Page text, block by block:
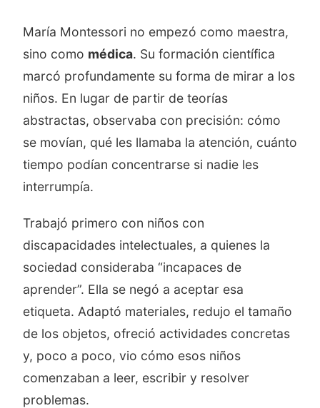
María Montessori no empezó como maestra,
sino como médica. Su formación científica
marcó profundamente su forma de mirar a los
niños. En lugar de partir de teorías
abstractas, observaba con precisión: cómo
se movían, qué les llamaba la atención, cuánto
tiempo podían concentrarse si nadie les
interrumpía.
Trabajó primero con niños con
discapacidades intelectuales, a quienes la
sociedad consideraba “incapaces de
aprender”. Ella se negó a aceptar esa
etiqueta. Adaptó materiales, redujo el tamaño
de los objetos, ofreció actividades concretas
y, poco a poco, vio cómo esos niños
comenzaban a leer, escribir y resolver
problemas.